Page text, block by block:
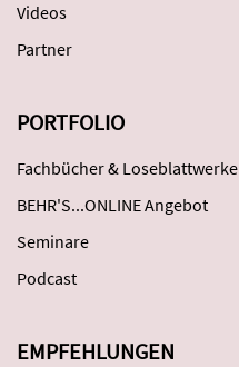
Videos
Partner
PORTFOLIO
Fachbücher & Loseblattwerke
BEHR'S...ONLINE Angebot
Seminare
Podcast
EMPFEHLUNGEN